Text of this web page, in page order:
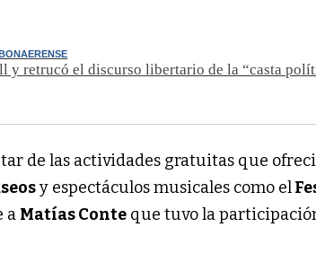
y retrucó el discurso libertario de la “casta
de las actividades gratuitas que
y espectáculos musicales como el
a Matías Conte que tuvo la